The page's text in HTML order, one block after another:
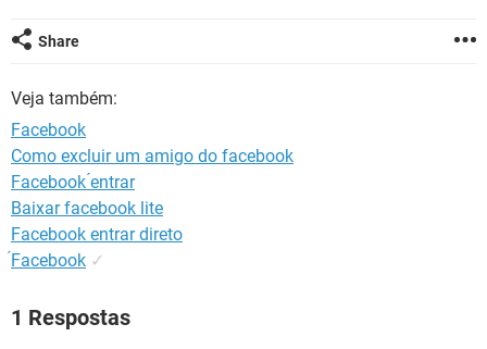
Share
Veja também:
Facebook
Como excluir um amigo do facebook
Facebook ́entrar
Baixar facebook lite
Facebook entrar direto
́Facebook ✓
1 Respostas